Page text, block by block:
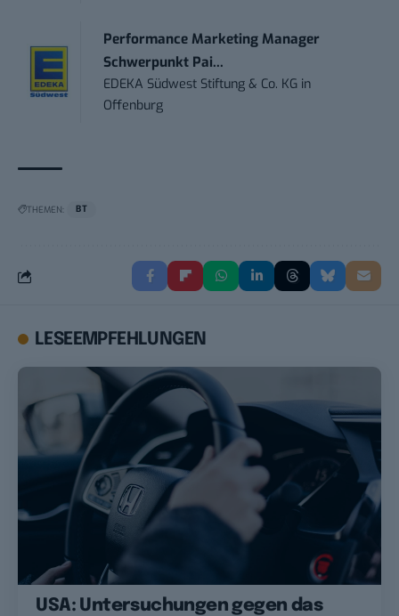
Performance Marketing Manager
Schwerpunkt Pai...
EDEKA Südwest Stiftung & Co. KG in
Offenburg
THEMEN: BT
LESEEMPFEHLUNGEN
USA: Untersuchungen gegen das